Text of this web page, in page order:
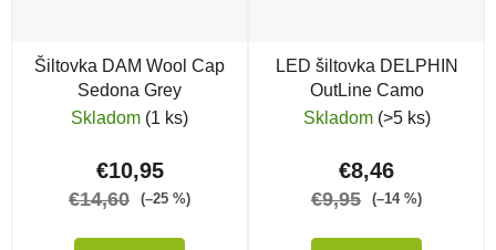
Šiltovka DAM Wool Cap
Sedona Grey
Skladom (1 ks)
€10,95
€14,60 (–25 %)
LED šiltovka DELPHIN
OutLine Camo
Skladom (>5 ks)
€8,46
€9,95 (–14 %)